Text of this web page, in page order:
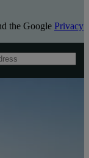
the Google Privacy